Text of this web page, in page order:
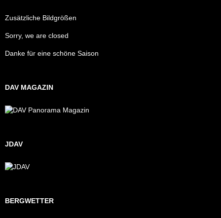
Zusätzliche Bildgrößen
Sorry, we are closed
Danke für eine schöne Saison
DAV MAGAZIN
JDAV
BERGWETTER